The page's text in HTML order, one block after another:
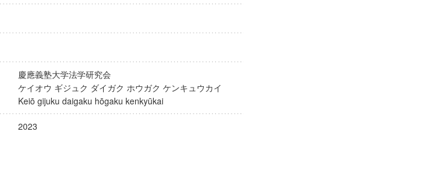
慶應義塾大学法学研究会
ケイオウ ギジュク ダイガク ホウガク ケンキュウカイ
Keiō gijuku daigaku hōgaku kenkyūkai
2023